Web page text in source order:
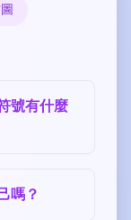
號有什麼
嗎？